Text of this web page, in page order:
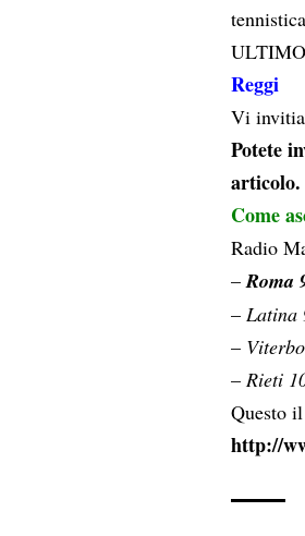
Reggi
Vi
Potete
articolo.
Come
Radio
–Roma
– Latina
–
– Rieti
Questo
http://